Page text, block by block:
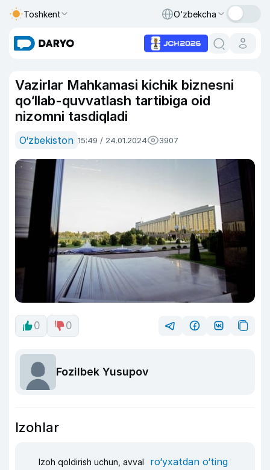
Toshkent O‘zbekcha
Vazirlar Mahkamasi kichik biznesni
qo‘llab-quvvatlash tartibiga oid
nizomni tasdiqladi
O‘zbekiston 15:49 / 24.01.2024 3907
0 0
Fozilbek Yusupov
Izohlar
Izoh qoldirish uchun, avval ro‘yxatdan o‘ting